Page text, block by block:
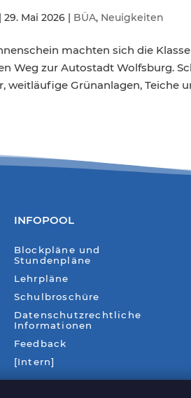
|29. Mai 2026 | BÜA, Neuigkeiten
machten sich die
Weg zur Autostadt Wolfsburg.
weitläufige Grünanlagen, Teiche
INFOPOOL
Blockpläne und
Stundenpläne
Lehrpläne
Schulbroschüre
Datenschutzrechtliche
Informationen
Feedback
[Intern]